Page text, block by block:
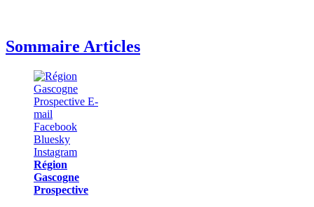
Sommaire Articles
Région
Gascogne
Prospective